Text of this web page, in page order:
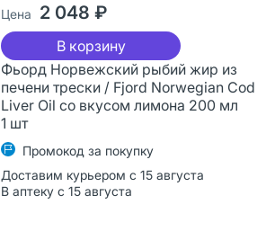
Цена 2 048 ₽
В корзину
Фьорд Норвежский рыбий жир из
печени трески / Fjord Norwegian Cod
Liver Oil со вкусом лимона 200 мл
1 шт
Промокод за покупку
Доставим курьером с 15 августа
В аптеку с 15 августа